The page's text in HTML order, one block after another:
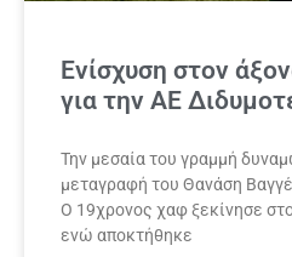
Ενίσχυση στον
για την ΑΕ
Την μεσαία του γραμμή
μεταγραφή του Θανάση
Ο 19χρονος χαφ ξεκίνησε
ενώ αποκτήθηκε